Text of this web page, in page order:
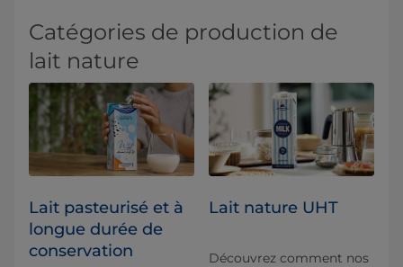
Catégories de production de
lait nature
Lait pasteurisé et à
longue durée de
conservation
Lait nature UHT
Découvrez comment nos